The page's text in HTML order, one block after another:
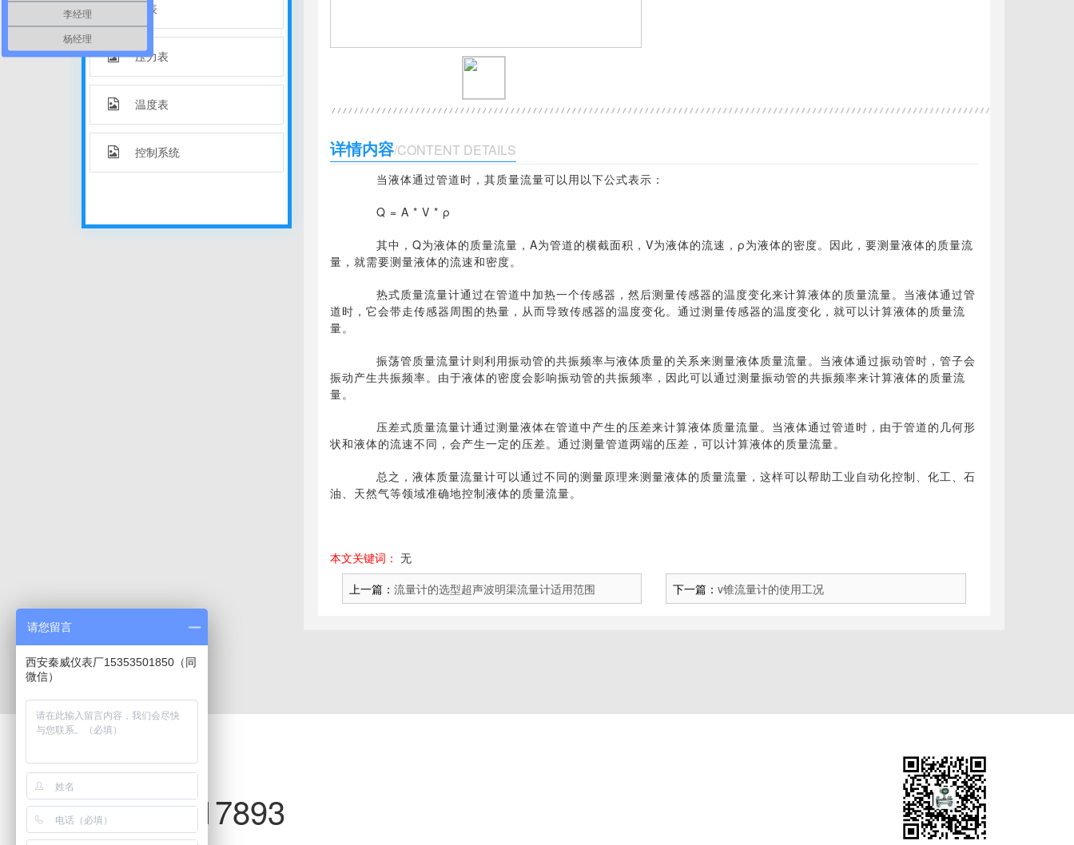
电表
压力表
温度表
控制系统 详情内容/CONTENT DETAILS
当液体通过管道时，其质量流量可以用以下公式表示：
Q = A * V * ρ
其中，Q为液体的质量流量，A为管道的横截面积，V为液体的流速，ρ为液体的密度。因此，要测量液体的质量流
量，就需要测量液体的流速和密度。
热式质量流量计通过在管道中加热一个传感器，然后测量传感器的温度变化来计算液体的质量流量。当液体通过管
道时，它会带走传感器周围的热量，从而导致传感器的温度变化。通过测量传感器的温度变化，就可以计算液体的质量流
量。
振荡管质量流量计则利用振动管的共振频率与液体质量的关系来测量液体质量流量。当液体通过振动管时，管子会
振动产生共振频率。由于液体的密度会影响振动管的共振频率，因此可以通过测量振动管的共振频率来计算液体的质量流
量。
压差式质量流量计通过测量液体在管道中产生的压差来计算液体质量流量。当液体通过管道时，由于管道的几何形
状和液体的流速不同，会产生一定的压差。通过测量管道两端的压差，可以计算液体的质量流量。
总之，液体质量流量计可以通过不同的测量原理来测量液体的质量流量，这样可以帮助工业自动化控制、化工、石
油、天然气等领域准确地控制液体的质量流量。
本文关键词： 无
上一篇： 流量计的选型超声波明渠流量计适用范围 下一篇：v锥流量计的使用工况
029-84217893
李经理
杨经理
请您留言
西安秦威仪表厂15353501850（同
微信）